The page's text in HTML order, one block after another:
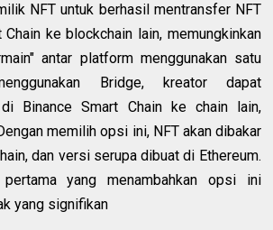
NFT untuk berhasil mentransfer NFT
ke blockchain lain, memungkinkan
antar platform menggunakan satu
Bridge, kreator dapat
Binance Smart Chain ke chain lain,
memilih opsi ini, NFT akan dibakar
dan versi serupa dibuat di Ethereum.
yang menambahkan opsi ini
yang signifikan